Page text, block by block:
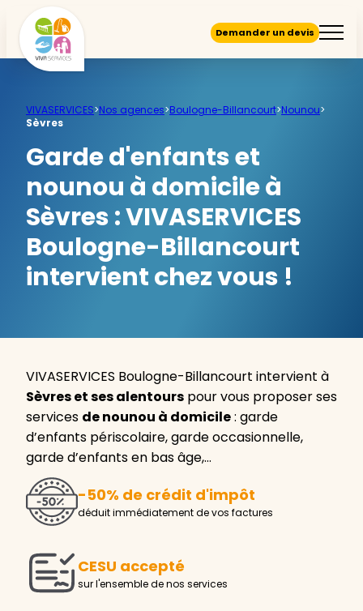
Demander un devis
VIVASERVICES>Nos agences>Boulogne-Billancourt>Nounou>
Sèvres
Garde d'enfants et
nounou à domicile à
Sèvres :VIVASERVICES
Boulogne-Billancourt
intervient chez vous !
VIVASERVICES Boulogne-Billancourt intervient à
Sèvres et ses alentours pour vous proposer ses
services de nounou à domicile: garde
d’enfants périscolaire, garde occasionnelle,
garde d’enfants en bas âge,…
-50% de crédit d'impôt
déduit immédiatement de vos factures
CESU accepté
sur l'ensemble de nos services